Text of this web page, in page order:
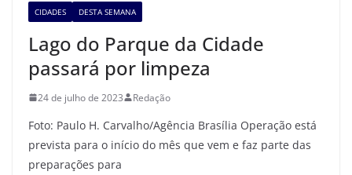
CIDADES DESTA SEMANA
Lago do Parque da Cidade
passará por limpeza
24 de julho de 2023 Redação
Foto: Paulo H. Carvalho/Agência Brasília Operação está
prevista para o início do mês que vem e faz parte das
preparações para